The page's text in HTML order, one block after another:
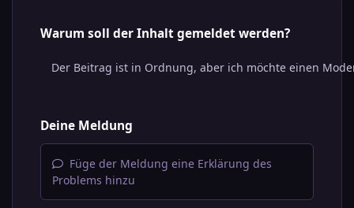
Warum soll der Inhalt gemeldet werden?
Deine Meldung
Füge der Meldung eine Erklärung des
Problems hinzu